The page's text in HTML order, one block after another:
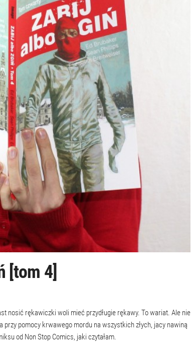
[tom 4]
nosić rękawiczki woli mieć przydługie rękawy. To wariat. Ale nie
pomocy krwawego mordu na wszystkich złych, jacy nawiną
od Non Stop Comics, jaki czytałam.